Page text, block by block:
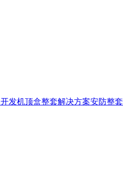
发机顶盒整套解决方案安防整